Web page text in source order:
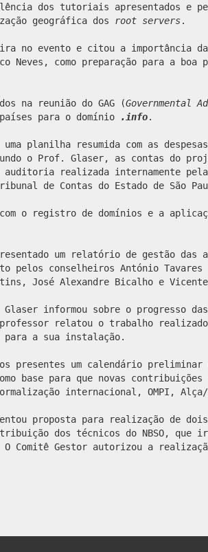
dos tutoriais apresentados e
geográfica dos root servers.
no evento e citou a importância
como preparação para a boa
na reunião do GAG (Governmental
para o domínio
.info.
planilha resumida com as
o Prof. Glaser, as contas do
auditoria realizada internamente pela
de Contas do Estado de São
o registro de domínios e a
um relatório de gestão das
pelos conselheiros António
José Alexandre Bicalho e Vicente
informou sobre o progresso das
relatou o trabalho realizado
a sua instalação.
presentes um calendário preliminar
base para que novas contribuições
internacional, OMPI,
proposta para realização de
dos técnicos do NBSO, que
Comitê Gestor autorizou a